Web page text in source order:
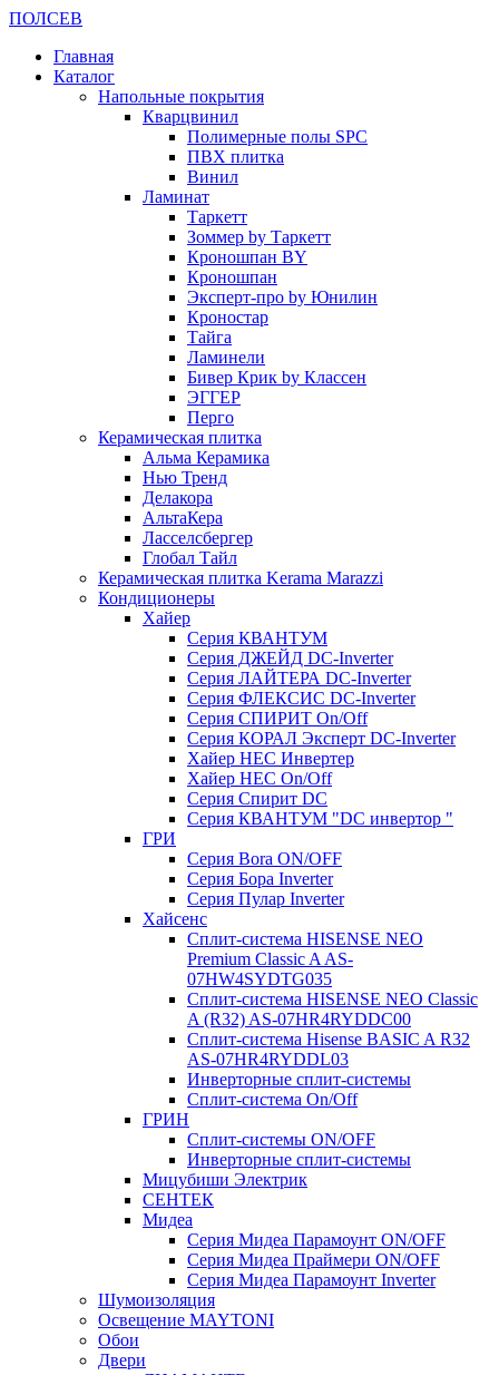
ПОЛСЕВ
Главная
Каталог
Напольные покрытия
Кварцвинил
Полимерные полы SPC
ПВХ плитка
Винил
Ламинат
Таркетт
Зоммер by Таркетт
Кроношпан BY
Кроношпан
Эксперт-про by Юнилин
Кроностар
Тайга
Ламинели
Бивер Крик by Классен
ЭГГЕР
Перго
Керамическая плитка
Альма Керамика
Нью Тренд
Делакора
АльтаКера
Ласселсбергер
Глобал Тайл
Керамическая плитка Kerama Marazzi
Кондиционеры
Хайер
Серия КВАНТУМ
Серия ДЖЕЙД DC-Inverter
Серия ЛАЙТЕРА DC-Inverter
Серия ФЛЕКСИС DC-Inverter
Серия СПИРИТ On/Off
Серия КОРАЛ Эксперт DC-Inverter
Хайер HEC Инвертер
Хайер HEC On/Off
Серия Спирит DC
Серия КВАНТУМ "DC инвертор "
ГРИ
Серия Bora ON/OFF
Серия Бора Inverter
Серия Пулар Inverter
Хайсенс
Сплит-система HISENSE NEO
Premium Classic A AS-
07HW4SYDTG035
Сплит-система HISENSE NEO Classic
A (R32) AS-07HR4RYDDC00
Сплит-система Hisense BASIC A R32
AS-07HR4RYDDL03
Инверторные сплит-системы
Сплит-система On/Off
ГРИН
Сплит-системы ON/OFF
Инверторные сплит-системы
Мицубиши Электрик
СЕНТЕК
Мидеа
Серия Мидеа Парамоунт ON/OFF
Серия Мидеа Праймери ON/OFF
Серия Мидеа Парамоунт Inverter
Шумоизоляция
Освещение MAYTONI
Обои
Двери